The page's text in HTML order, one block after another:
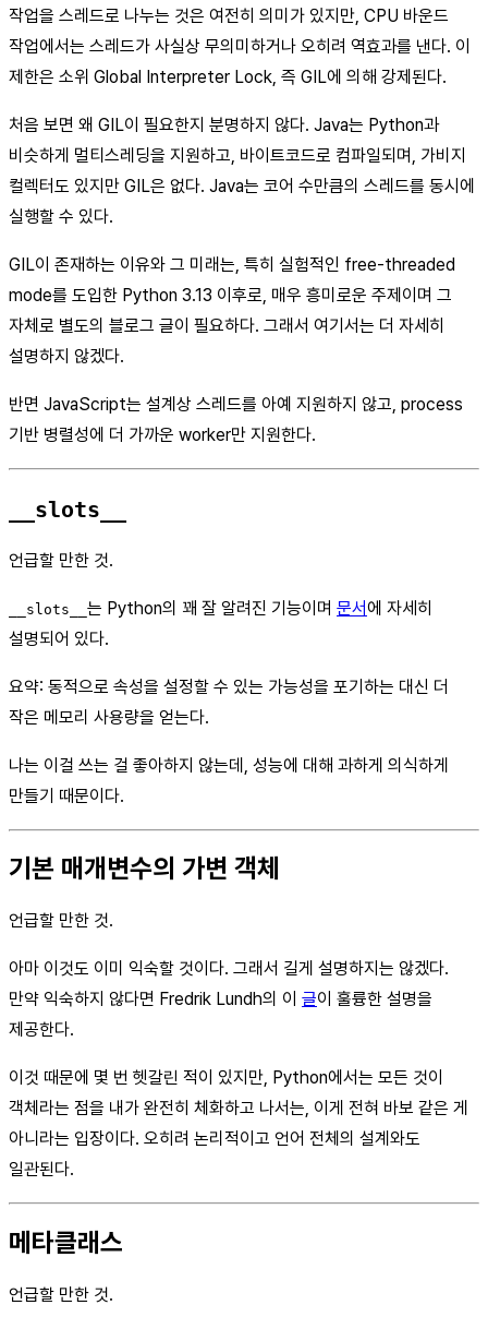
작업을 스레드로 나누는 것은 여전히 의미가 있지만, CPU 바운드
작업에서는 스레드가 사실상 무의미하거나 오히려 역효과를 낸다. 이
제한은 소위 Global Interpreter Lock, 즉 GIL에 의해 강제된다.
처음 보면 왜 GIL이 필요한지 분명하지 않다. Java는 Python과
비슷하게 멀티스레딩을 지원하고, 바이트코드로 컴파일되며, 가비지
컬렉터도 있지만 GIL은 없다. Java는 코어 수만큼의 스레드를 동시에
실행할 수 있다.
GIL이 존재하는 이유와 그 미래는, 특히 실험적인 free-threaded
mode를 도입한 Python 3.13 이후로, 매우 흥미로운 주제이며 그
자체로 별도의 블로그 글이 필요하다. 그래서 여기서는 더 자세히
설명하지 않겠다.
반면 JavaScript는 설계상 스레드를 아예 지원하지 않고, process
기반 병렬성에 더 가까운 worker만 지원한다.
__slots__
언급할 만한 것.
__slots__ 는 Python의 꽤 잘 알려진 기능이며 문서에 자세히
설명되어 있다.
요약: 동적으로 속성을 설정할 수 있는 가능성을 포기하는 대신 더
작은 메모리 사용량을 얻는다.
나는 이걸 쓰는 걸 좋아하지 않는데, 성능에 대해 과하게 의식하게
만들기 때문이다.
기본 매개변수의 가변 객체
언급할 만한 것.
아마 이것도 이미 익숙할 것이다. 그래서 길게 설명하지는 않겠다.
만약 익숙하지 않다면 Fredrik Lundh의 이 글이 훌륭한 설명을
제공한다.
이것 때문에 몇 번 헷갈린 적이 있지만, Python에서는 모든 것이
객체라는 점을 내가 완전히 체화하고 나서는, 이게 전혀 바보 같은 게
아니라는 입장이다. 오히려 논리적이고 언어 전체의 설계와도
일관된다.
메타클래스
언급할 만한 것.